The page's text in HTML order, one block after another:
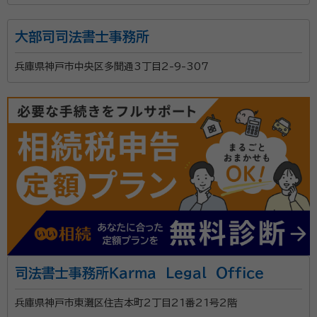
大部司司法書士事務所
兵庫県神戸市中央区多聞通3丁目2-9-307
司法書士事務所Ｋａｒｍａ Ｌｅｇａｌ Ｏｆｆｉｃｅ
兵庫県神戸市東灘区住吉本町2丁目21番21号2階